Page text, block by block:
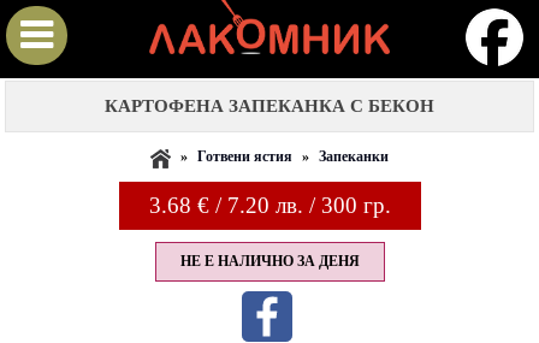
КАРТОФЕНА ЗАПЕКАНКА С БЕКОН
» Готвени ястия » Запеканки
3.68 € / 7.20 лв. / 300 гр.
НЕ Е НАЛИЧНО ЗА ДЕНЯ